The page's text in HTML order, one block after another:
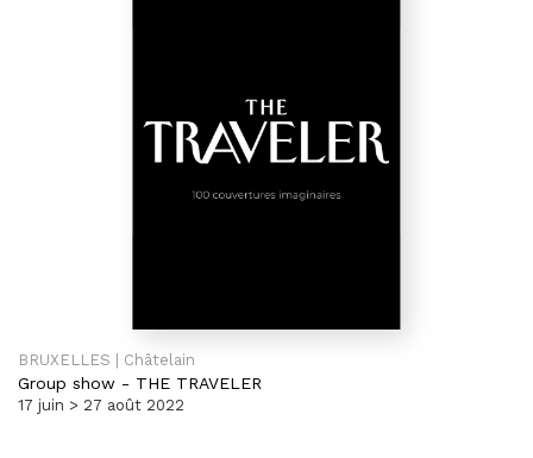
BRUXELLES | Châtelain
Group show - THE TRAVELER
17 juin > 27 août 2022